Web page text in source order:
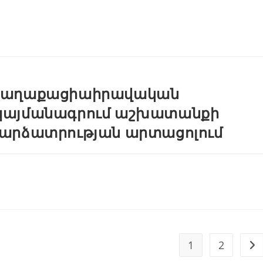
աշխատանքի
արտացոլում
1 2